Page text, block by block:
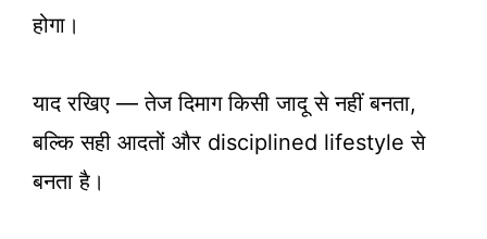
होगा।
याद रखिए — तेज दिमाग किसी जादू से नहीं बनता,
बल्कि सही आदतों और disciplined lifestyle से
बनता है।